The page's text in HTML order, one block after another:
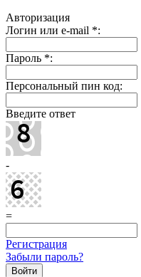
Авторизация
Логин или e-mail *:
Пароль *:
Персональный пин код:
Введите ответ
-
=
Регистрация
Забыли пароль?